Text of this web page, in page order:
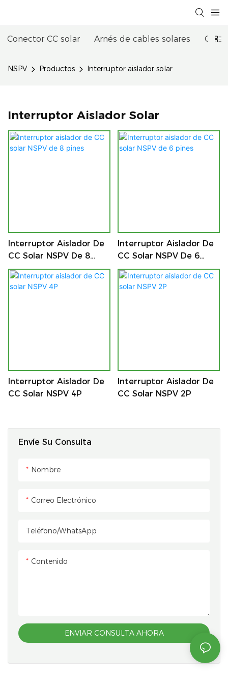
Conector CC solar Arnés de cables solares
NSPV Productos Interruptor aislador solar
Interruptor Aislador Solar
Envíe Su Consulta
Nombre
Correo Electrónico
Teléfono/WhatsApp
Contenido
ENVIAR CONSULTA AHORA
Interruptor Aislador De
CC Solar NSPV De 8
Pines
Interruptor Aislador De
CC Solar NSPV De 6
Pines
Interruptor Aislador De
CC Solar NSPV 4P
Interruptor Aislador De
CC Solar NSPV 2P